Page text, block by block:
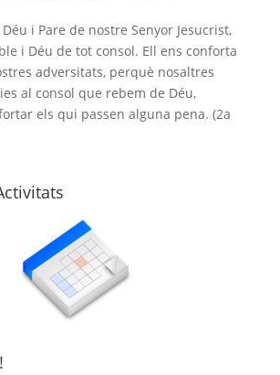
i Pare de nostre Senyor Jesucrist,
i Déu de tot consol. Ell ens conforta
adversitats, perquè nosaltres
al consol que rebem de Déu,
els qui passen alguna pena. (2a